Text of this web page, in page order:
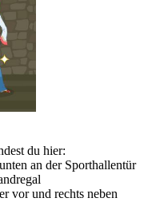
du hier:
an der Sporthallentür
vor und rechts neben